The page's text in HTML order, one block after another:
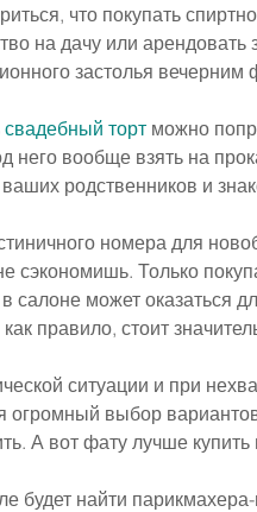
что покупать
на дачу или арендовать
застолья
свадебный торт можно
него вообще взять на
родственников и
номера для
сэкономишь. Только
салоне может оказаться
правило, стоит
ситуации и при
огромный выбор
А вот фату лучше купить
будет найти